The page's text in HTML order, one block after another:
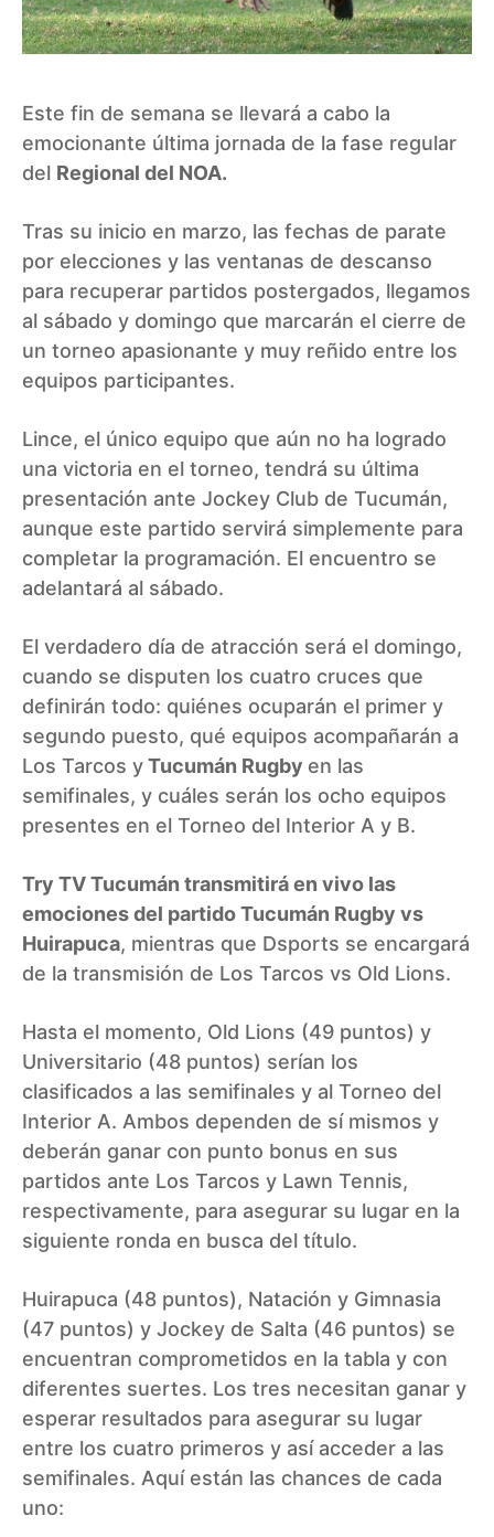
Este fin de semana se llevará a cabo la
emocionante última jornada de la fase regular
del Regional del NOA.
Tras su inicio en marzo, las fechas de parate
por elecciones y las ventanas de descanso
para recuperar partidos postergados, llegamos
al sábado y domingo que marcarán el cierre de
un torneo apasionante y muy reñido entre los
equipos participantes.
Lince, el único equipo que aún no ha logrado
una victoria en el torneo, tendrá su última
presentación ante Jockey Club de Tucumán,
aunque este partido servirá simplemente para
completar la programación. El encuentro se
adelantará al sábado.
El verdadero día de atracción será el domingo,
cuando se disputen los cuatro cruces que
definirán todo: quiénes ocuparán el primer y
segundo puesto, qué equipos acompañarán a
Los Tarcos yTucumán Rugby en las
semifinales, y cuáles serán los ocho equipos
presentes en el Torneo del Interior A y B.
Try TV Tucumán transmitirá en vivo las
emociones del partido Tucumán Rugby vs
Huirapuca, mientras que Dsports se encargará
de la transmisión de Los Tarcos vs Old Lions.
Hasta el momento, Old Lions (49 puntos) y
Universitario (48 puntos) serían los
clasificados a las semifinales y al Torneo del
Interior A. Ambos dependen de sí mismos y
deberán ganar con punto bonus en sus
partidos ante Los Tarcos y Lawn Tennis,
respectivamente, para asegurar su lugar en la
siguiente ronda en busca del título.
Huirapuca (48 puntos), Natación y Gimnasia
(47 puntos) y Jockey de Salta (46 puntos) se
encuentran comprometidos en la tabla y con
diferentes suertes. Los tres necesitan ganar y
esperar resultados para asegurar su lugar
entre los cuatro primeros y así acceder a las
semifinales. Aquí están las chances de cada
uno: